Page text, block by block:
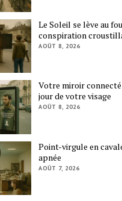
Le Soleil se lève au
conspiration
AOÛT 8, 2026
Votre miroir connecté
jour de votre visage
AOÛT 8, 2026
Point-virgule en
apnée
AOÛT 7, 2026